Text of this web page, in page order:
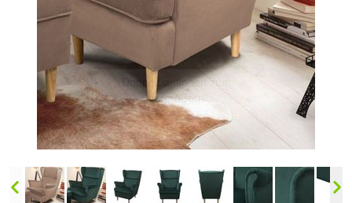
Doppelt antippen zum
vergrößern